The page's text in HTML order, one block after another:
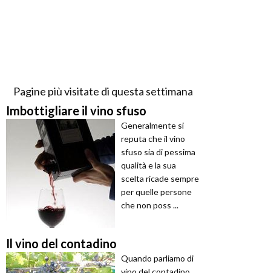
Pagine più visitate di questa settimana
Imbottigliare il vino sfuso
Generalmente si
reputa che il vino
sfuso sia di pessima
qualità e la sua
scelta ricade sempre
per quelle persone
che non poss ...
Il vino del contadino
Quando parliamo di